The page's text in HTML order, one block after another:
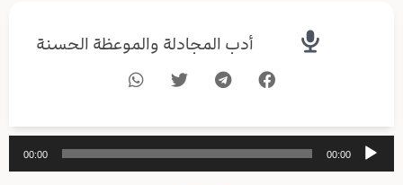
أدب المجادلة والموعظة الحسنة
مشغل
الصوت
00:00
00:00